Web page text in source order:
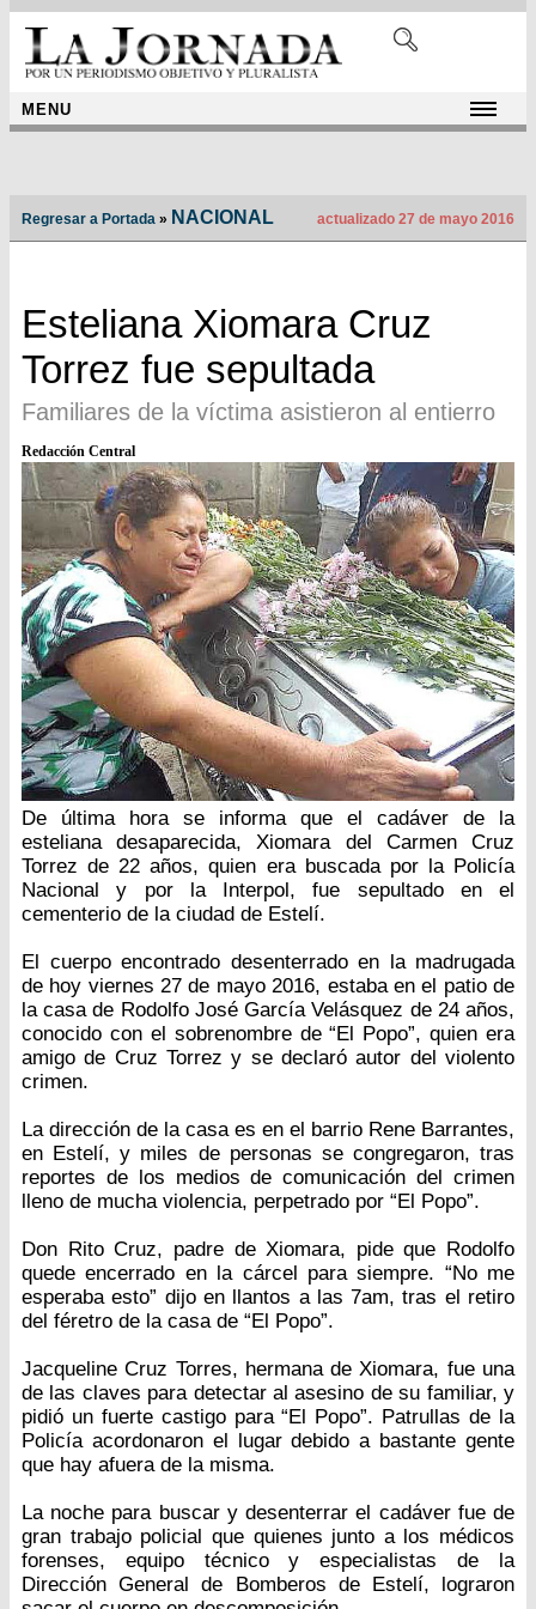
MENU
Regresar a Portada » NACIONAL actualizado 27 de mayo 2016
Esteliana Xiomara Cruz
Torrez fue sepultada
Familiares de la víctima asistieron al entierro
Redacción Central
De última hora se informa que el cadáver de la
esteliana desaparecida, Xiomara del Carmen Cruz
Torrez de 22 años, quien era buscada por la Policía
Nacional y por la Interpol, fue sepultado en el
cementerio de la ciudad de Estelí.
El cuerpo encontrado desenterrado en la madrugada
de hoy viernes 27 de mayo 2016, estaba en el patio de
la casa de Rodolfo José García Velásquez de 24 años,
conocido con el sobrenombre de “El Popo”, quien era
amigo de Cruz Torrez y se declaró autor del violento
crimen.
La dirección de la casa es en el barrio Rene Barrantes,
en Estelí, y miles de personas se congregaron, tras
reportes de los medios de comunicación del crimen
lleno de mucha violencia, perpetrado por “El Popo”.
Don Rito Cruz, padre de Xiomara, pide que Rodolfo
quede encerrado en la cárcel para siempre. “No me
esperaba esto” dijo en llantos a las 7am, tras el retiro
del féretro de la casa de “El Popo”.
Jacqueline Cruz Torres, hermana de Xiomara, fue una
de las claves para detectar al asesino de su familiar, y
pidió un fuerte castigo para “El Popo”. Patrullas de la
Policía acordonaron el lugar debido a bastante gente
que hay afuera de la misma.
La noche para buscar y desenterrar el cadáver fue de
gran trabajo policial que quienes junto a los médicos
forenses, equipo técnico y especialistas de la
Dirección General de Bomberos de Estelí, lograron